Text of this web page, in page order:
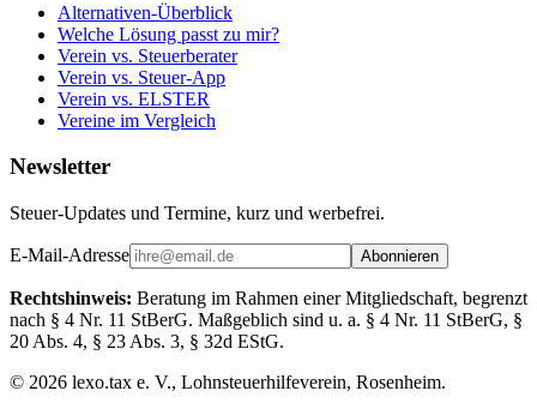
Alternativen-Überblick
Welche Lösung passt zu mir?
Verein vs. Steuerberater
Verein vs. Steuer-App
Verein vs. ELSTER
Vereine im Vergleich
Newsletter
Steuer-Updates und Termine, kurz und werbefrei.
E-Mail-Adresse Abonnieren
Rechtshinweis: Beratung im Rahmen einer Mitgliedschaft, begrenzt
nach § 4 Nr. 11 StBerG. Maßgeblich sind u. a. § 4 Nr. 11 StBerG, §
20 Abs. 4, § 23 Abs. 3, § 32d EStG.
© 2026 lexo.tax e. V., Lohnsteuerhilfeverein, Rosenheim.